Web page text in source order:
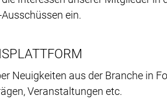
ein.
Neuigkeiten aus der Branche in
Veranstaltungen etc.